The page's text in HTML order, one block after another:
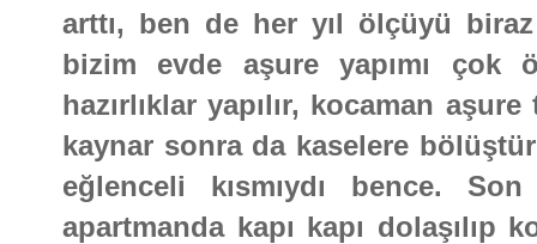
arttı, ben de her yıl ölçüyü
bizim evde aşure yapımı çok
hazırlıklar yapılır, kocaman
kaynar sonra da kaselere
eğlenceli kısmıydı bence.
apartmanda kapı kapı dolaşılıp